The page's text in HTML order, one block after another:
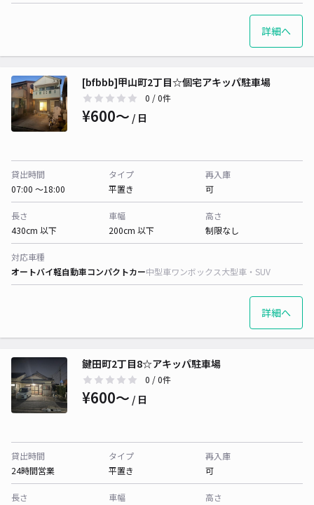
詳細へ
[bfbbb]甲山町2丁目☆個宅アキッパ駐車場
0 / 0件
¥600〜 / 日
貸出時間
07:00 〜18:00
タイプ
平置き
再入庫
可
長さ
430cm 以下
車幅
200cm 以下
高さ
制限なし
対応車種
オートバイ軽自動車コンパクトカー中型車ワンボックス大型車・SUV
詳細へ
鍵田町2丁目8☆アキッパ駐車場
0 / 0件
¥600〜 / 日
貸出時間
24時間営業
タイプ
平置き
再入庫
可
長さ
車幅
高さ